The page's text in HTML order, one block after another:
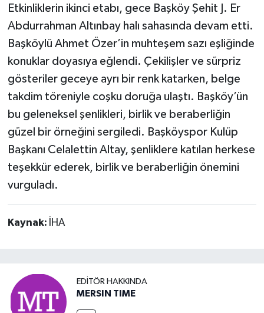
Etkinliklerin ikinci etabı, gece Başköy Şehit J. Er
Abdurrahman Altınbay halı sahasında devam etti.
Başköylü Ahmet Özer’in muhteşem sazı eşliğinde
konuklar doyasıya eğlendi. Çekilişler ve sürpriz
gösteriler geceye ayrı bir renk katarken, belge
takdim töreniyle coşku doruğa ulaştı. Başköy’ün
bu geleneksel şenlikleri, birlik ve beraberliğin
güzel bir örneğini sergiledi. Başköyspor Kulüp
Başkanı Celalettin Altay, şenliklere katılan herkese
teşekkür ederek, birlik ve beraberliğin önemini
vurguladı.
Kaynak: İHA
EDITÖR HAKKINDA
MERSIN TIME